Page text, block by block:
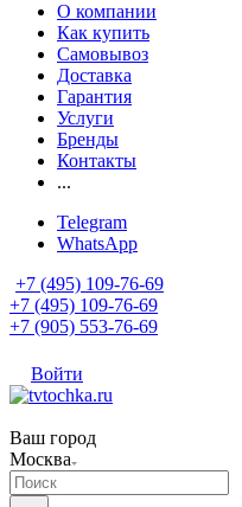
О компании
Как купить
Самовывоз
Доставка
Гарантия
Услуги
Бренды
Контакты
...
Telegram
WhatsApp
+7 (495) 109-76-69
+7 (495) 109-76-69
+7 (905) 553-76-69
Войти
Ваш город
Москва